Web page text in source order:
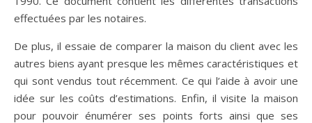
effectuées par les notaires.
De plus, il essaie de comparer la maison du client avec les
autres biens ayant presque les mêmes caractéristiques et
qui sont vendus tout récemment. Ce qui l’aide à avoir une
idée sur les coûts d’estimations. Enfin, il visite la maison
pour pouvoir énumérer ses points forts ainsi que ses